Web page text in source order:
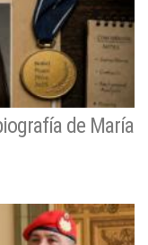
de María